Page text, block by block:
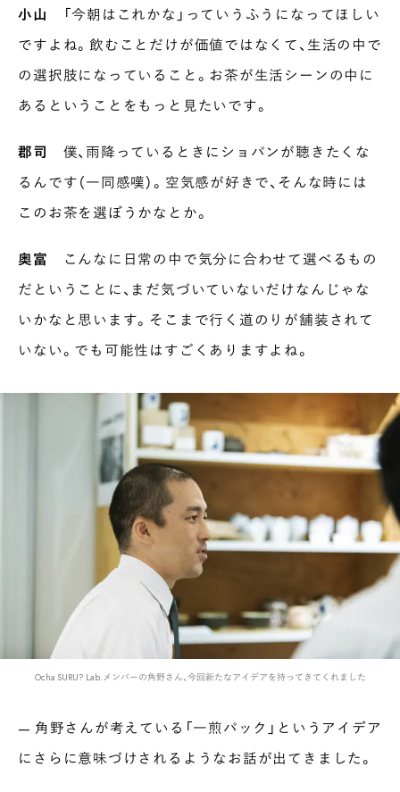
小山
「今朝はこれかな」っていうふうになってほしい
ですよね。飲むことだけが価値ではなくて、生活の中で
の選択肢になっていること。お茶が生活シーンの中に
あるということをもっと見たいです。
郡司
僕、雨降っているときにショパンが聴きたくな
るんです（一同感嘆）。空気感が好きで、そんな時には
このお茶を選ぼうかなとか。
奥富 こんなに日常の中で気分に合わせて選べるもの
だということに、まだ気づいていないだけなんじゃな
いかなと思います。そこまで行く道のりが舗装されて
いない。でも可能性はすごくありますよね。
Ocha SURU? Lab.メンバーの角野さん、今回新たなアイデアを持ってきてくれました
— 角野さんが考えている「一煎パック」というアイデア
にさらに意味づけされるようなお話が出てきました。